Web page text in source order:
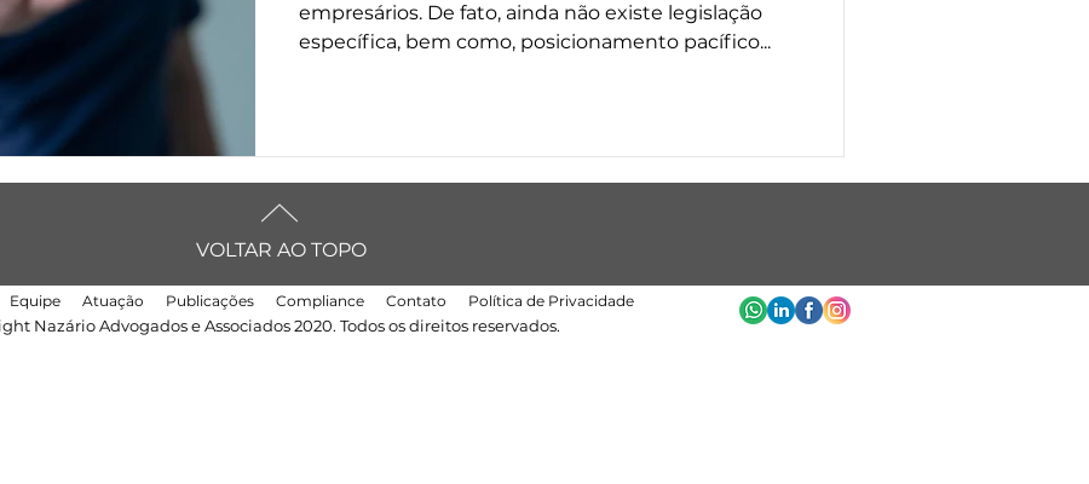
empresários. De fato, ainda não existe legislação
específica, bem como, posicionamento pacífico...
VOLTAR AO TOPO
Equipe Atuação Publicações Compliance Contato Política de Privacidade
Nazário Advogados e Associados 2020. Todos os direitos reservados.